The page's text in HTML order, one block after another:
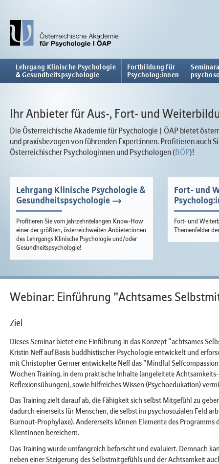
Lehrgang Klinische Psychologie
& Gesundheitspsychologie
Fortbildung für
Psycholog:innen
Ihr Anbieter für Aus-, Fort- und
Die Österreichische Akademie für Psychologie | ÖAP bietet
und praxisbezogen von führenden Expert:innen. Profitieren auch
Österreichischer Psychologinnen und Psychologen (BÖP)!
Lehrgang Klinische Psychologie &
Gesundheitspsychologie
Profitieren Sie vom jahrzehntelangen Know-How
einer der größten, österreichweiten Anbieter:innen
des Lehrgangs Klinische Psychologie und/oder
Gesundheitspsychologie!
Fort- und
Fort- und
Themenfelder
Webinar: Einführung "Achtsames
Ziel
Dieses Seminar bietet eine Einführung in das Konzept "achtsames
Kristin Neff auf Basis buddhistischer Psychologie entwickelt und
mit Christopher Germer entwickelte Neff das "Mindful
Wochen Training, in dem praktische Inhalte (angeleitete
Reflexionsübungen), sowie hilfreiches Wissen (Psychoedukation)
Das Training zielt darauf ab, die Fähigkeit sich selbst Mitgefühl zu
dadurch einerseits für Menschen, die selbst im psychosozialen Feld
Burnout-Prophylaxe). Andererseits können Elemente des Programms
KlientInnen bereichern.
Das Training wurde umfangreich beforscht und evaluiert. Demnach
neben einer Steigerung des Selbstmitgefühls und der Achtsamkeit